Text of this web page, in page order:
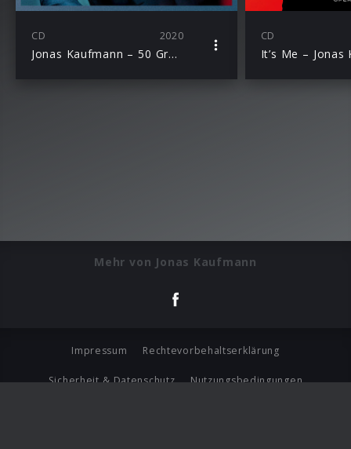
CD 2020
Jonas Kaufmann – 50 Great Arias
CD
Mehr von Jonas Kaufmann
Impressum Rechtevorbehaltserklärung
Sicherheit & Datenschutz Nutzungsbedingungen